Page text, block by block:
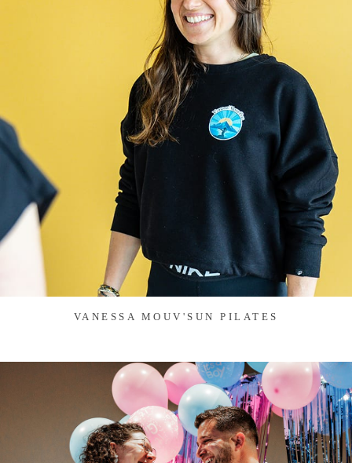
VANESSA MOUV'SUN PILATES